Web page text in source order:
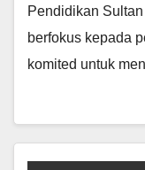
Pendidikan
berfokus kepada
komited untuk